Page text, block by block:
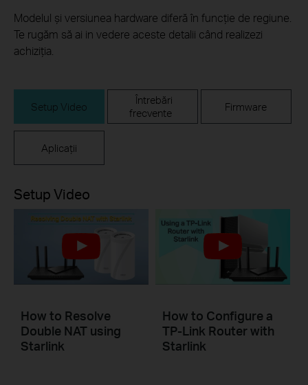
Modelul și versiunea hardware diferă în funcție de regiune.
Te rugăm să ai in vedere aceste detalii când realizezi
achiziția.
Setup Video
Întrebări
frecvente
Firmware
Aplicații
Setup Video
How to Resolve
Double NAT using
Starlink
How to Configure a
TP-Link Router with
Starlink